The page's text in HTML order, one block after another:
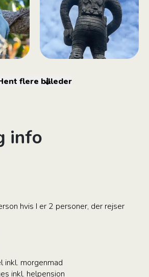
flere billeder
info
hvis I er 2 personer, der rejser
morgenmad
inkl. helpension